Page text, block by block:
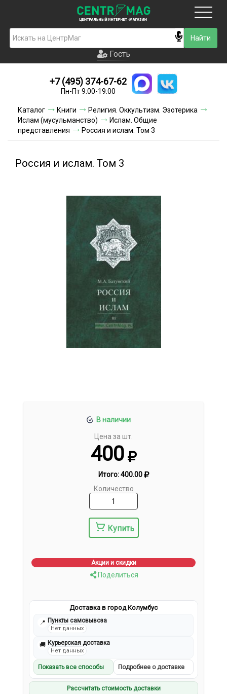
Гость
Новинки
Условия доставки
Условия оплаты
Гость
+7 (495) 374-67-62
Пн-Пт 9:00-19:00
Каталог Книги
Религия. Оккультизм. Эзотерика
Ислам (мусульманство)
Ислам. Общие
представления
Россия и ислам. Том 3
Россия и ислам. Том 3
В наличии
Цена за шт.
400
Итого:400.00
Количество
Купить
Акции и скидки
Поделиться
Доставка в город Колумбус
📍 Пункты самовывоза
Нет данных
🚚 Курьерская доставка
Нет данных
Показать все способы Подробнее о доставке
Рассчитать стоимость доставки